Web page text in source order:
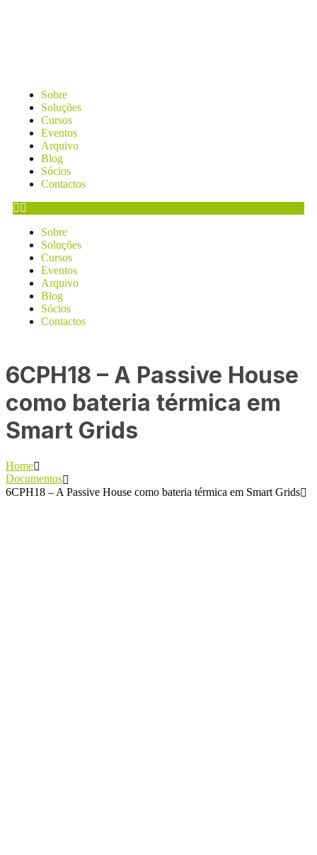
Sobre
Soluções
Cursos
Eventos
Arquivo
Blog
Sócios
Contactos
Sobre
Soluções
Cursos
Eventos
Arquivo
Blog
Sócios
Contactos
6CPH18 – A Passive House
como bateria térmica em
Smart Grids
Home
Documentos
6CPH18 – A Passive House como bateria térmica em Smart Grids